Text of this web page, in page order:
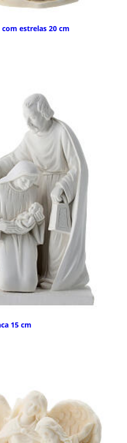
estrelas 20 cm
15 cm